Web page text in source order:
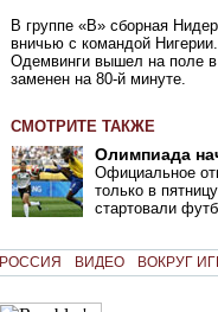
В группе «В» сборная
вничью с командой
Одемвинги вышел на поле в
заменен на 80-й минуте.
СМОТРИТЕ ТАКЖЕ
Олимпиада
Официальное
только в
стартовали
РОССИЯ ВИДЕО ВОКРУГ